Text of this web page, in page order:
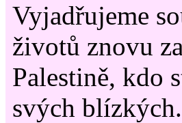
Vyjadřujeme
životů znovu
Palestině, kdo
svých